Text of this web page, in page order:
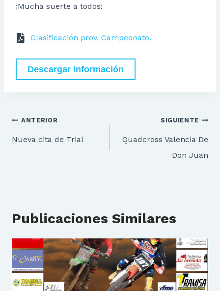
¡Mucha suerte a todos!
Clasificación prov. Campeonato.
Descargar información
Navegación
de
ANTERIOR
Nueva cita de Trial
SIGUIENTE
Quadcross Valencia De
Don Juan
Publicaciones Similares